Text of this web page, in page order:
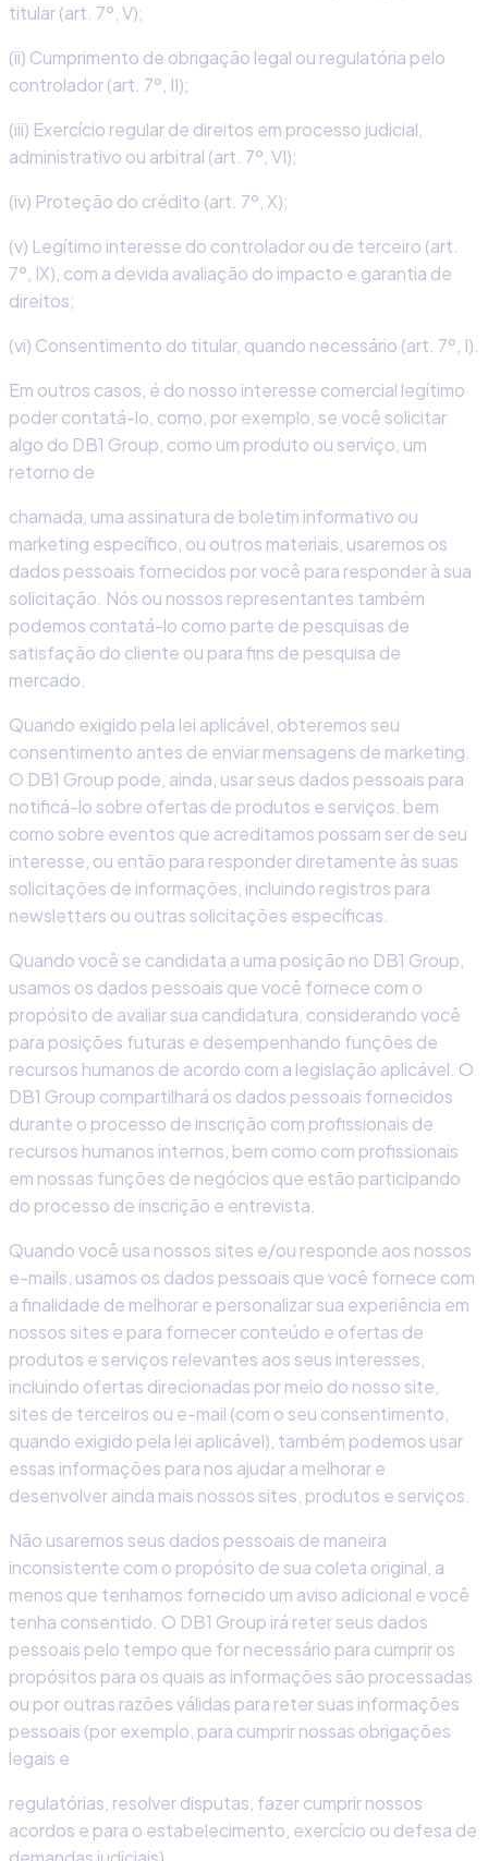
titular (art. 7º, V);
(ii) Cumprimento de obrigação legal ou regulatória pelo
controlador (art. 7º, II);
(iii) Exercício regular de direitos em processo judicial,
administrativo ou arbitral (art. 7º, VI);
(iv) Proteção do crédito (art. 7º, X);
(v) Legítimo interesse do controlador ou de terceiro (art.
7º, IX), com a devida avaliação do impacto e garantia de
direitos;
(vi) Consentimento do titular, quando necessário (art. 7º, I).
Em outros casos, é do nosso interesse comercial legítimo
poder contatá-lo, como, por exemplo, se você solicitar
algo do DB1 Group, como um produto ou serviço, um
retorno de
chamada, uma assinatura de boletim informativo ou
marketing específico, ou outros materiais, usaremos os
dados pessoais fornecidos por você para responder à sua
solicitação. Nós ou nossos representantes também
podemos contatá-lo como parte de pesquisas de
satisfação do cliente ou para fins de pesquisa de
mercado.
Quando exigido pela lei aplicável, obteremos seu
consentimento antes de enviar mensagens de marketing.
O DB1 Group pode, ainda, usar seus dados pessoais para
notificá-lo sobre ofertas de produtos e serviços, bem
como sobre eventos que acreditamos possam ser de seu
interesse, ou então para responder diretamente às suas
solicitações de informações, incluindo registros para
newsletters ou outras solicitações específicas.
Quando você se candidata a uma posição no DB1 Group,
usamos os dados pessoais que você fornece com o
propósito de avaliar sua candidatura, considerando você
para posições futuras e desempenhando funções de
recursos humanos de acordo com a legislação aplicável. O
DB1 Group compartilhará os dados pessoais fornecidos
durante o processo de inscrição com profissionais de
recursos humanos internos, bem como com profissionais
em nossas funções de negócios que estão participando
do processo de inscrição e entrevista.
Quando você usa nossos sites e/ou responde aos nossos
e-mails, usamos os dados pessoais que você fornece com
a finalidade de melhorar e personalizar sua experiência em
nossos sites e para fornecer conteúdo e ofertas de
produtos e serviços relevantes aos seus interesses,
incluindo ofertas direcionadas por meio do nosso site,
sites de terceiros ou e-mail (com o seu consentimento,
quando exigido pela lei aplicável), também podemos usar
essas informações para nos ajudar a melhorar e
desenvolver ainda mais nossos sites, produtos e serviços.
Não usaremos seus dados pessoais de maneira
inconsistente com o propósito de sua coleta original, a
menos que tenhamos fornecido um aviso adicional e você
tenha consentido. O DB1 Group irá reter seus dados
pessoais pelo tempo que for necessário para cumprir os
propósitos para os quais as informações são processadas
ou por outras razões válidas para reter suas informações
pessoais (por exemplo, para cumprir nossas obrigações
legais e
regulatórias, resolver disputas, fazer cumprir nossos
acordos e para o estabelecimento, exercício ou defesa de